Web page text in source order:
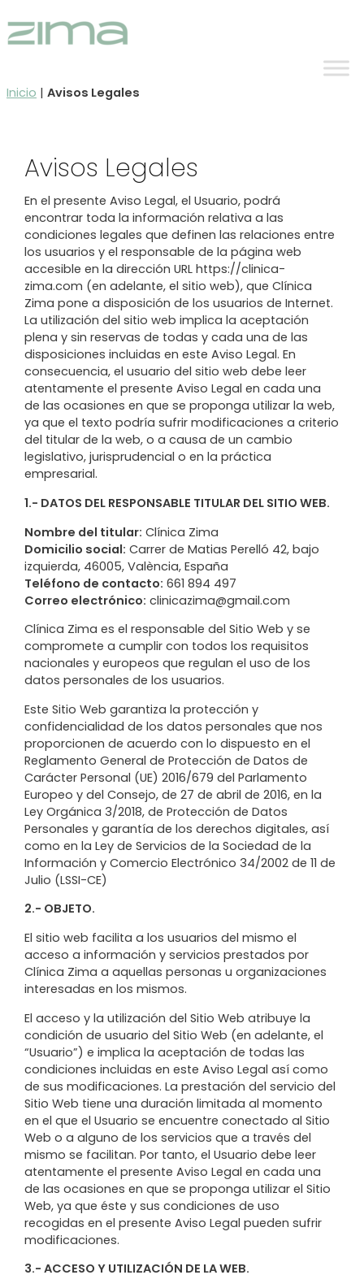
al
contenido
Inicio | Avisos Legales
Avisos Legales
En el presente Aviso Legal, el Usuario, podrá
encontrar toda la información relativa a las
condiciones legales que definen las relaciones entre
los usuarios y el responsable de la página web
accesible en la dirección URL https://clinica-
zima.com (en adelante, el sitio web), que Clínica
Zima pone a disposición de los usuarios de Internet.
La utilización del sitio web implica la aceptación
plena y sin reservas de todas y cada una de las
disposiciones incluidas en este Aviso Legal. En
consecuencia, el usuario del sitio web debe leer
atentamente el presente Aviso Legal en cada una
de las ocasiones en que se proponga utilizar la web,
ya que el texto podría sufrir modificaciones a criterio
del titular de la web, o a causa de un cambio
legislativo, jurisprudencial o en la práctica
empresarial.
1.- DATOS DEL RESPONSABLE TITULAR DEL SITIO WEB.
Nombre del titular: Clínica Zima
Domicilio social: Carrer de Matias Perelló 42, bajo
izquierda, 46005, València, España
Teléfono de contacto: 661 894 497
Correo electrónico: clinicazima@gmail.com
Clínica Zima es el responsable del Sitio Web y se
compromete a cumplir con todos los requisitos
nacionales y europeos que regulan el uso de los
datos personales de los usuarios.
Este Sitio Web garantiza la protección y
confidencialidad de los datos personales que nos
proporcionen de acuerdo con lo dispuesto en el
Reglamento General de Protección de Datos de
Carácter Personal (UE) 2016/679 del Parlamento
Europeo y del Consejo, de 27 de abril de 2016, en la
Ley Orgánica 3/2018, de Protección de Datos
Personales y garantía de los derechos digitales, así
como en la Ley de Servicios de la Sociedad de la
Información y Comercio Electrónico 34/2002 de 11 de
Julio (LSSI-CE)
2.- OBJETO.
El sitio web facilita a los usuarios del mismo el
acceso a información y servicios prestados por
Clínica Zima a aquellas personas u organizaciones
interesadas en los mismos.
El acceso y la utilización del Sitio Web atribuye la
condición de usuario del Sitio Web (en adelante, el
“Usuario”) e implica la aceptación de todas las
condiciones incluidas en este Aviso Legal así como
de sus modificaciones. La prestación del servicio del
Sitio Web tiene una duración limitada al momento
en el que el Usuario se encuentre conectado al Sitio
Web o a alguno de los servicios que a través del
mismo se facilitan. Por tanto, el Usuario debe leer
atentamente el presente Aviso Legal en cada una
de las ocasiones en que se proponga utilizar el Sitio
Web, ya que éste y sus condiciones de uso
recogidas en el presente Aviso Legal pueden sufrir
modificaciones.
3.- ACCESO Y UTILIZACIÓN DE LA WEB.